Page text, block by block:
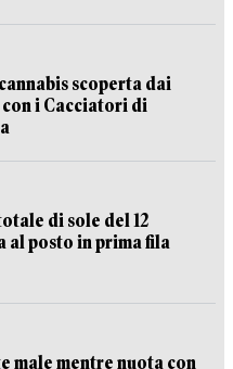
scoperta dai
i Cacciatori di
di sole del 12
al posto in prima fila
male mentre nuota con